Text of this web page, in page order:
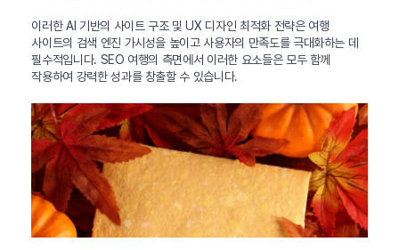
이러한 AI 기반의 사이트 구조 및 UX 디자인 최적화 전략은 여행
사이트의 검색 엔진 가시성을 높이고 사용자의 만족도를 극대화하는 데
필수적입니다. SEO 여행의 측면에서 이러한 요소들은 모두 함께
작용하여 강력한 성과를 창출할 수 있습니다.